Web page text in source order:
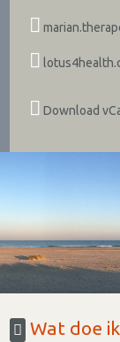
Download
Wat doe